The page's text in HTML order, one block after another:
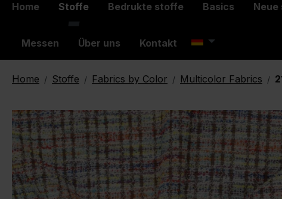
Home Stoffe Bedrukte stoffe Basics
Messen Über uns Kontakt
Home / Stoffe / Fabrics by Color / Multicolor Fabrics /